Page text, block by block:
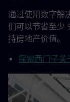
通过使用数字解
们可以节省至少
持房地产价值。
探索西门子关